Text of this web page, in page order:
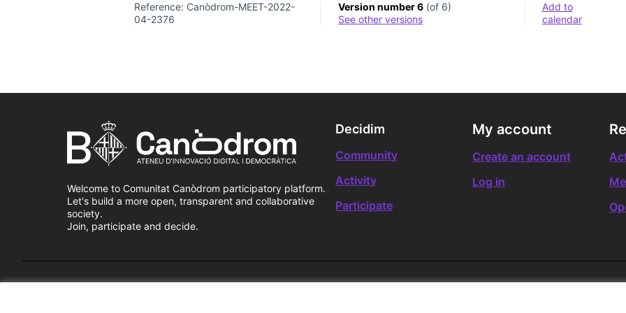
Reference: Canòdrom-MEET-2022-
04-2376
Version number 6 (of 6)
see other versions
Add to
calendar
Welcome to Comunitat Canòdrom participatory platform.
Let's build a more open, transparent and collaborative
society.
Join, participate and decide.
Decidim
Community
Activity
Participate
My account
Create an account
Log in